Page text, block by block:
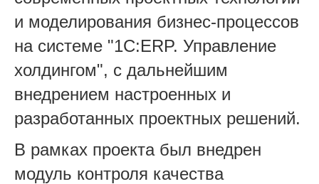
и моделирования бизнес-процессов
на системе "1С:ERP. Управление
холдингом", с дальнейшим
внедрением настроенных и
разработанных проектных решений.
В рамках проекта был внедрен
модуль контроля качества